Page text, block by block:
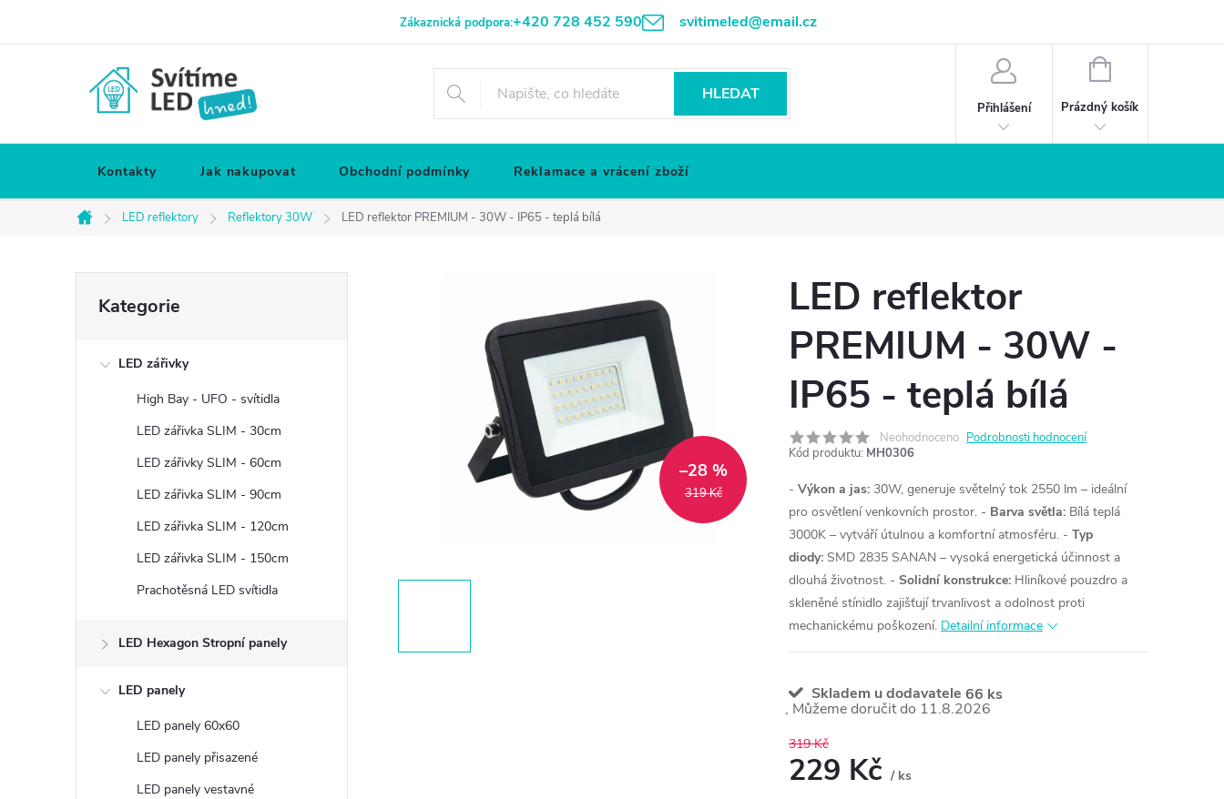
Zákaznická podpora:+420 728 452 590 svitimeled@email.cz
HLEDAT
Přihlášení
NÁKUPNÍ
Prázdný košík
Kontakty Jak nakupovat Obchodní podmínky Reklamace a vrácení zboží
Domů
LED reflektory Reflektory 30W LED reflektor PREMIUM - 30W - IP65 - teplá bílá
kategorie
Kategorie
LED zářivky
High Bay - UFO - svítidla
LED zářivka SLIM - 30cm
LED zářivky SLIM - 60cm
LED zářivka SLIM - 90cm
LED zářivka SLIM - 120cm
LED zářivka SLIM - 150cm
Prachotěsná LED svítidla
LED Hexagon Stropní panely
LED panely
LED panely 60x60
LED panely přisazené
LED panely vestavné
319 Kč
–28 %
LED reflektor
PREMIUM - 30W -
IP65 - teplá bílá
Neohodnoceno Podrobnosti hodnocení
Kód produktu: MH0306
- Výkon a jas: 30W, generuje světelný tok 2550 lm – ideální
pro osvětlení venkovních prostor. - Barva světla: Bílá teplá
3000K – vytváří útulnou a komfortní atmosféru. - Typ
diody: SMD 2835 SANAN – vysoká energetická účinnost a
dlouhá životnost. - Solidní konstrukce: Hliníkové pouzdro a
skleněné stínidlo zajišťují trvanlivost a odolnost proti
mechanickému poškození. Detailní informace
Skladem u dodavatele 66 ks
11.8.2026
319 Kč
229 Kč / ks